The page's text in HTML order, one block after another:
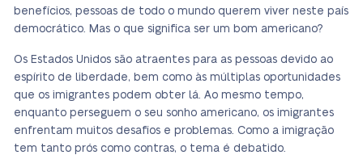
benefícios, pessoas de todo o mundo querem viver neste país
democrático. Mas o que significa ser um bom americano?
Os Estados Unidos são atraentes para as pessoas devido ao
espírito de liberdade, bem como às múltiplas oportunidades
que os imigrantes podem obter lá. Ao mesmo tempo,
enquanto perseguem o seu sonho americano, os imigrantes
enfrentam muitos desafios e problemas. Como a imigração
tem tanto prós como contras, o tema é debatido.